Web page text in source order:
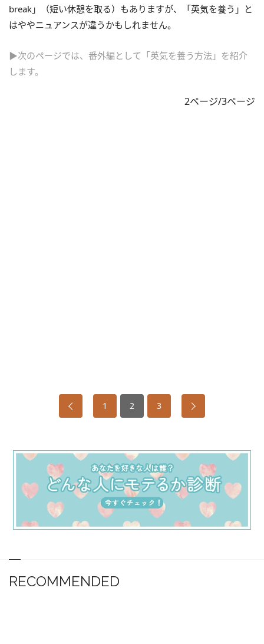
break」（短い休憩を取る）もありますが、「英気を養う」と
はややニュアンスが違うかもしれません。
▶次のページでは、番外編として「英気を養う方法」を紹介
します。
2ページ/3ページ
1 2 3
RECOMMENDED